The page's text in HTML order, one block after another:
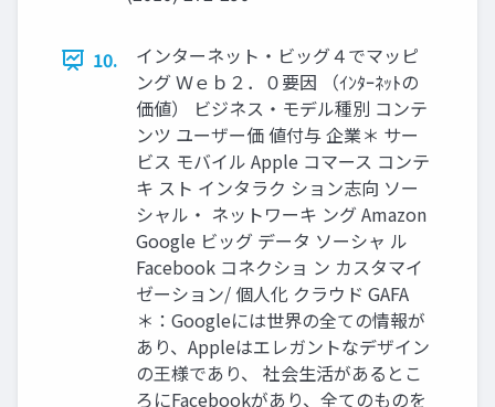
10.
インターネット・ビッグ４でマッピ
ング Ｗｅｂ２．０要因 （ｲﾝﾀｰﾈｯﾄの
価値） ビジネス・モデル種別 コンテ
ンツ ユーザー価 値付与 企業＊ サー
ビス モバイル Apple コマース コンテ
キ スト インタラク ション志向 ソー
シャル・ ネットワーキ ング Amazon
Google ビッグ データ ソーシャ ル
Facebook コネクショ ン カスタマイ
ゼーション/ 個人化 クラウド GAFA
＊：Googleには世界の全ての情報が
あり、Appleはエレガントなデザイン
の王様であり、 社会生活があるとこ
ろにFacebookがあり、全てのものを